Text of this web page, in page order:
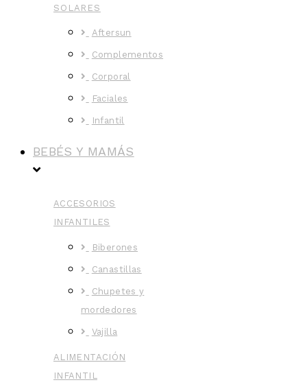
SOLARES
Aftersun
Complementos
Corporal
Faciales
Infantil
BEBÉS Y MAMÁS
ACCESORIOS
INFANTILES
Biberones
Canastillas
Chupetes y
mordedores
Vajilla
ALIMENTACIÓN
INFANTIL